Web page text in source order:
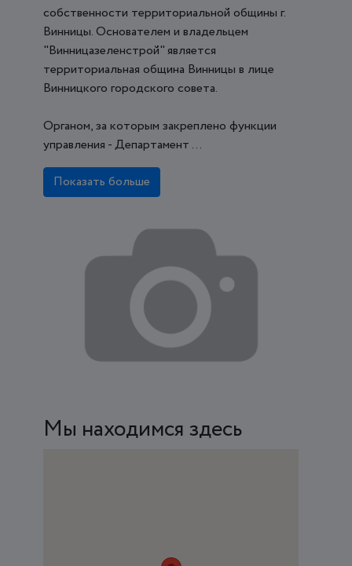
собственности территориальной общины г.
Винницы. Основателем и владельцем
"Винницазеленстрой" является
территориальная община Винницы в лице
Винницкого городского совета.
Органом, за которым закреплено функции
управления - Департамент ...
Показать больше
Мы находимся здесь